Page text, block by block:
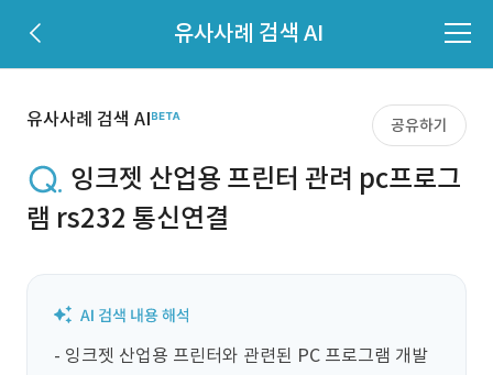
유사사례 검색 AI
유사사례 검색 AI 공유하기
잉크젯 산업용 프린터 관려 pc프로그
램 rs232 통신연결
- 잉크젯 산업용 프린터와 관련된 PC 프로그램 개발